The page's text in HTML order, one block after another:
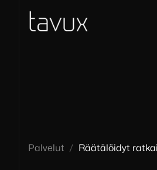
Palvelut / Räätälöidyt